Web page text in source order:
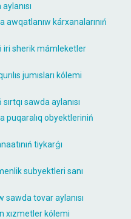
awqatlanıw kárxanalarınıń
iri sherik mámleketler
jumısları kólemi
sawda aylanısı
puqaralıq obyektleriniń
tiykarǵı
subyektleri sanı
sawda tovar aylanısı
xızmetler kólemi